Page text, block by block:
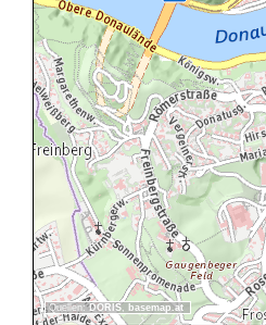
Quellen:DORIS, basemap.at